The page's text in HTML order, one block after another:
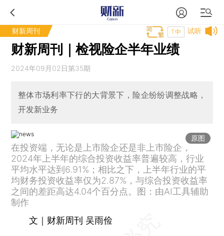
财新周刊 试听
T中
财新周刊｜检视险企半年业绩
2024年09月02日第35期
整体市场利率下行的大背景下，险企纷纷调整战略，
开发新业务
原图
在投资端，无论是上市险企还是非上市险企，
2024年上半年的综合投资收益率普遍较高，行业
平均水平达到6.91%；相比之下，上半年行业的平
均财务投资收益率仅为2.87%，与综合投资收益率
之间的差距高达4.04个百分点。图：由AI工具辅助
制作
文｜财新周刊 吴雨俭